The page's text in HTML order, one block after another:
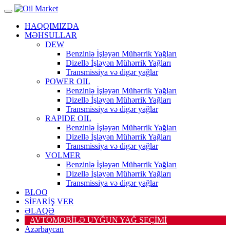
HAQQIMIZDA
MƏHSULLAR
DEW
Benzinlə İşləyən Mühərrik Yağları
Dizellə İşləyən Mühərrik Yağları
Transmissiya və digər yağlar
POWER OIL
Benzinlə İşləyən Mühərrik Yağları
Dizellə İşləyən Mühərrik Yağları
Transmissiya və digər yağlar
RAPIDE OIL
Benzinlə İşləyən Mühərrik Yağları
Dizellə İşləyən Mühərrik Yağları
Transmissiya və digər yağlar
VOLMER
Benzinlə İşləyən Mühərrik Yağları
Dizellə İşləyən Mühərrik Yağları
Transmissiya və digər yağlar
BLOQ
SİFARİŞ VER
ƏLAQƏ
AVTOMOBİLƏ UYĞUN YAĞ SEÇİMİ
Azərbaycan